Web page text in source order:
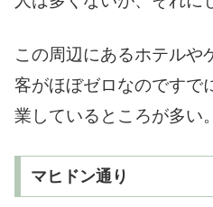
この周辺にあるホテルや
客がほぼゼロなのですで
業しているところが多い。
マヒドン通り